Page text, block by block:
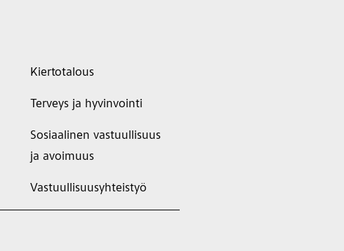
Kiertotalous
Terveys ja hyvinvointi
Sosiaalinen vastuullisuus
ja avoimuus
Vastuullisuusyhteistyö